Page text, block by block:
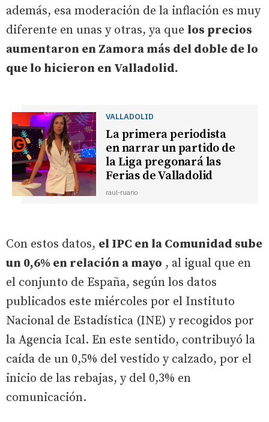
además, esa moderación de la inflación es muy
diferente en unas y otras, ya que los precios
aumentaron en Zamora más del doble de lo
que lo hicieron en Valladolid.
VALLADOLID
La primera periodista
en narrar un partido de
la Liga pregonará las
Ferias de Valladolid
raul-ruano
Con estos datos, el IPC en la Comunidad sube
un 0,6% en relación a mayo , al igual que en
el conjunto de España, según los datos
publicados este miércoles por el Instituto
Nacional de Estadística (INE) y recogidos por
la Agencia Ical. En este sentido, contribuyó la
caída de un 0,5% del vestido y calzado, por el
inicio de las rebajas, y del 0,3% en
comunicación.